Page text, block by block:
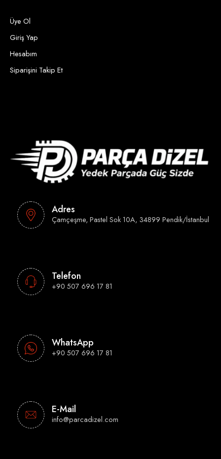
Üye Ol
Giriş Yap
Hesabım
Siparişini Takip Et
Adres
Çamçeşme, Pastel Sok 10A, 34899 Pendik/İstanbul
Telefon
+90 507 696 17 81
WhatsApp
+90 507 696 17 81
E-Mail
info@parcadizel.com